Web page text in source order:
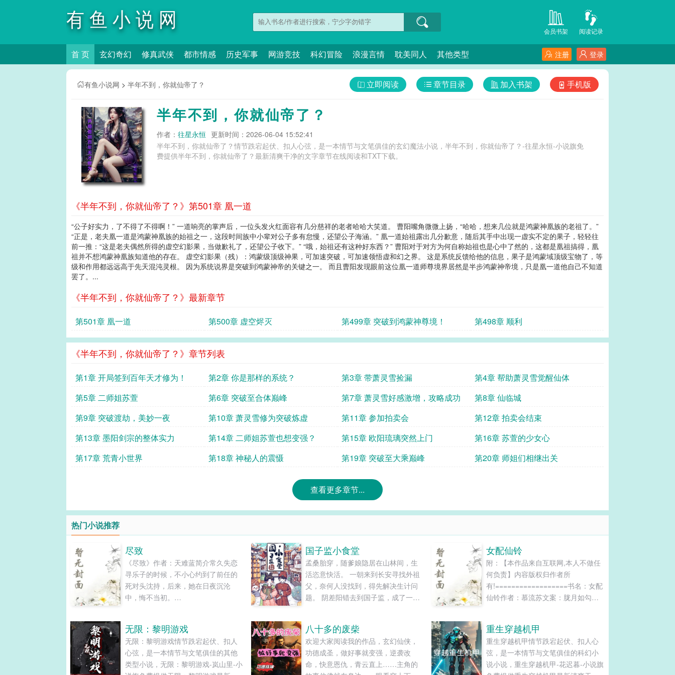
有鱼小说网 阅读记录
会员书架
首 页 玄幻奇幻 修真武侠 都市情感 历史军事 网游竞技 科幻冒险 浪漫言情 耽美同人 其他类型 登录
注册
有鱼小说网 > 半年不到，你就仙帝了？ 手机版
加入书架
章节目录
立即阅读
半年不到，你就仙帝了？
作者： 往星永恒 更新时间：2026-06-04 15:52:41
半年不到，你就仙帝了？情节跌宕起伏、扣人心弦，是一本情节与文笔俱佳的玄幻魔法小说，半年不到，你就仙帝了？-往星永恒-小说旗免
费提供半年不到，你就仙帝了？最新清爽干净的文字章节在线阅读和TXT下载。
《半年不到，你就仙帝了？》第501章 凰一道
“公子好实力，了不得了不得啊！” 一道响亮的掌声后，一位头发火红面容有几分慈祥的老者哈哈大笑道。 曹阳嘴角微微上扬，“哈哈，想来几位就是鸿蒙神凰族的老祖了。”
“正是，老夫凰一道是鸿蒙神凰族的始祖之一，这段时间族中小辈对公子多有怠慢，还望公子海涵。” 凰一道始祖露出几分歉意，随后其手中出现一虚实不定的果子，轻轻往
前一推：“这是老夫偶然所得的虚空幻影果，当做歉礼了，还望公子收下。” “哦，始祖还有这种好东西？” 曹阳对于对方为何自称始祖也是心中了然的，这都是凰祖搞得，凰
祖并不想鸿蒙神凰族知道他的存在。 虚空幻影果（残）：鸿蒙级顶级神果，可加速突破，可加速领悟虚和幻之界。 这是系统反馈给他的信息，果子是鸿蒙域顶级宝物了，等
级和作用都远远高于先天混沌灵根。 因为系统说界是突破到鸿蒙神帝的关键之一。 而且曹阳发现眼前这位凰一道师尊境界居然是半步鸿蒙神帝境，只是凰一道他自己不知道
罢了。...
《半年不到，你就仙帝了？》最新章节
第501章 凰一道 第500章 虚空烬灭 第499章 突破到鸿蒙神尊境！ 第498章 顺利
《半年不到，你就仙帝了？》章节列表
第1章 开局签到百年天才修为！ 第2章 你是那样的系统？ 第3章 带萧灵雪捡漏
第4章 帮助萧灵雪觉醒仙体
第5章 二师姐苏萱
第6章 突破至合体巅峰 第7章 萧灵雪好感激增，攻略成功
第8章 仙临城
第9章 突破渡劫，美妙一夜
第10章 萧灵雪修为突破炼虚 第11章 参加拍卖会
第12章 拍卖会结束
第13章 墨阳剑宗的整体实力
第14章 二师姐苏萱也想变强？ 第15章 欧阳琉璃突然上门
第16章 苏萱的少女心
第17章 荒青小世界
第18章 神秘人的震慑 第19章 突破至大乘巅峰 第20章 师姐们相继出关
查看更多章节...
热门小说推荐
尽致
《尽致》作者：天难蓝简介常久失恋
寻乐子的时候，不小心约到了前任的
死对头沈持，后来，她在日夜沉沦
中，悔不当初。
———————————————————
的酒店房门口，敲了两下门。门很快
开了，常久低头从包里拿买好的套，
“我在微信上说过了，你得用我准备的
东西。”“拿来。”常久听见了从头顶传
国子监小食堂
孟桑胎穿，随爹娘隐居在山林间，生
活恣意快活。 一朝来到长安寻找外祖
父，奈何人没找到，得先解决生计问
题。 阴差阳错去到国子监，成了一位
好，就是膳食太难吃。 菜淡、肉老、
饭硬、汤苦，直吃得众学子面如菜
色，纷纷外出寻酒肆。 忽然某一日，
国子监来了个新厨娘。 东坡肉、钵钵
女配仙铃
附：【本作品来自互联网,本人不做任
何负责】内容版权归作者所
有!==================书名：女配
仙铃作者：慕流苏文案：胧月如勾，
且面临着被强迫给人做童养媳的危
机。更杯具的是，这是一个修仙书籍
中的世界，而她附体的农家女孩未来
将是一名欢喜宗的炮灰女配。这位炮
无限：黎明游戏
无限：黎明游戏情节跌宕起伏、扣人
心弦，是一本情节与文笔俱佳的其他
类型小说，无限：黎明游戏-岚山里-小
八十多的废柴
欢迎大家阅读我的作品，玄幻仙侠，
功德成圣，做好事就变强，逆袭改
命，快意恩仇，青云直上……主角的
重生穿越机甲
重生穿越机甲情节跌宕起伏、扣人心
弦，是一本情节与文笔俱佳的科幻小
说小说，重生穿越机甲-花迟暮-小说旗